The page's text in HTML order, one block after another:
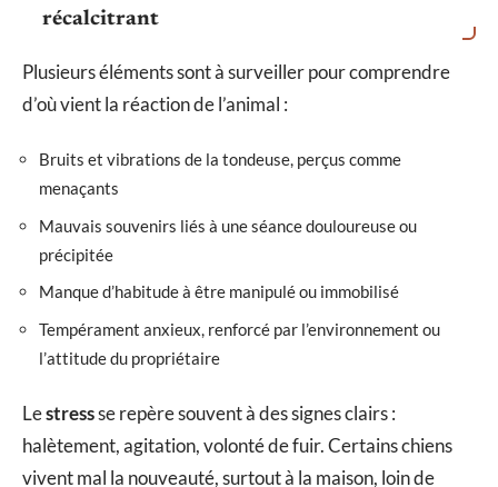
récalcitrant
Plusieurs éléments sont à surveiller pour comprendre
d’où vient la réaction de l’animal :
Bruits et vibrations de la tondeuse, perçus comme
menaçants
Mauvais souvenirs liés à une séance douloureuse ou
précipitée
Manque d’habitude à être manipulé ou immobilisé
Tempérament anxieux, renforcé par l’environnement ou
l’attitude du propriétaire
Lestressse repère souvent à des signes clairs :
halètement, agitation, volonté de fuir. Certains chiens
vivent mal la nouveauté, surtout à la maison, loin de